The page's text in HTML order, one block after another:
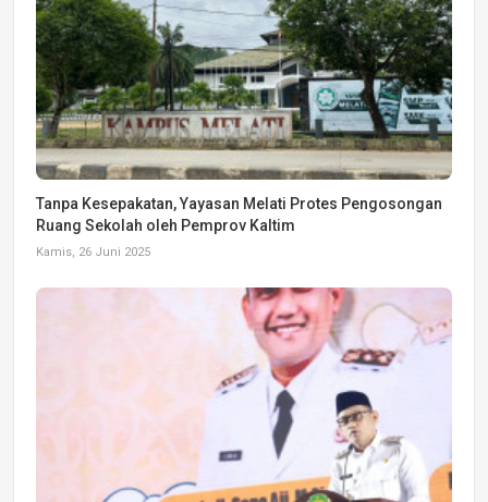
Tanpa Kesepakatan, Yayasan Melati Protes Pengosongan
Ruang Sekolah oleh Pemprov Kaltim
Kamis, 26 Juni 2025